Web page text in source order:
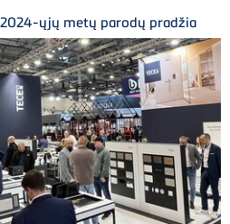
2024-ųjų metų parodų pradžia